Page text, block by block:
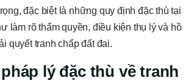
đặc biệt là những quy định đặc thù tại
làm rõ thẩm quyền, điều kiện thụ lý và hồ
quyết tranh chấp đất đai.
lý đặc thù về tranh